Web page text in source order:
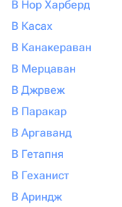
В Нор Харберд
В Касах
В Канакераван
В Мерцаван
В Джрвеж
В Паракар
В Аргаванд
В Гетапня
В Геханист
В Ариндж